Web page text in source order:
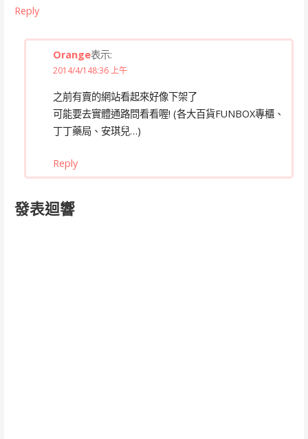
Reply
Orange表示:
2014/4/148:36 上午
之前有賣的網站看起來好像下架了
可能要去實體通路問看看喔! (各大百貨FUNBOX專櫃、
丁丁藥局、安琪兒…)
Reply
發表迴響